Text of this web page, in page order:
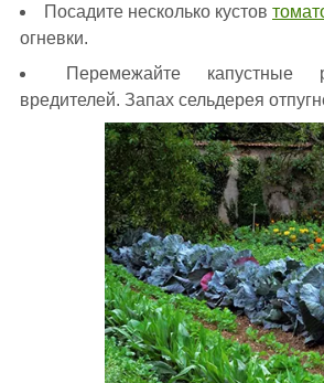
Посадите несколько кустов
огневки.
Перемежайте
вредителей. Запах сельдерея